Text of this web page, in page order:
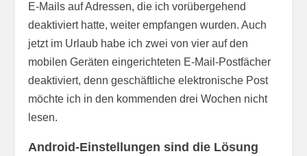
E-Mails auf Adressen, die ich vorübergehend
deaktiviert hatte, weiter empfangen wurden. Auch
jetzt im Urlaub habe ich zwei von vier auf den
mobilen Geräten eingerichteten E-Mail-Postfächer
deaktiviert, denn geschäftliche elektronische Post
möchte ich in den kommenden drei Wochen nicht
lesen.
Android-Einstellungen sind die Lösung